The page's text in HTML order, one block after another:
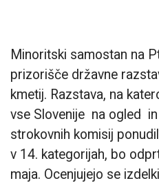
Minoritski samostan na
prizorišče državne
kmetij. Razstava, na
vse Slovenije na ogled
strokovnih komisij
v 14. kategorijah, bo
maja. Ocenjujejo se